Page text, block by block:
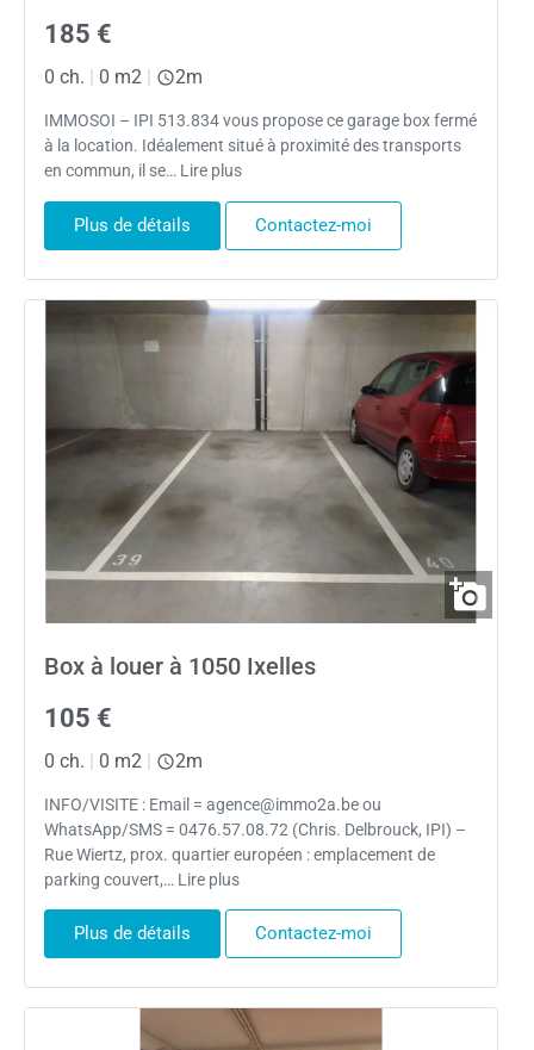
185 €
0 ch. | 0 m2 | 2m
IMMOSOI – IPI 513.834 vous propose ce garage box fermé
à la location. Idéalement situé à proximité des transports
en commun, il se… Lire plus
Plus de détails Contactez-moi
Box à louer à 1050 Ixelles
105 €
0 ch. | 0 m2 | 2m
INFO/VISITE : Email = agence@immo2a.be ou
WhatsApp/SMS = 0476.57.08.72 (Chris. Delbrouck, IPI) –
Rue Wiertz, prox. quartier européen : emplacement de
parking couvert,… Lire plus
Plus de détails Contactez-moi